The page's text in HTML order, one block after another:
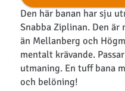
Den här banan har sju
Snabba Ziplinan. Den
än Mellanberg och
mentalt krävande.
utmaning. En tuff bana
och belöning!